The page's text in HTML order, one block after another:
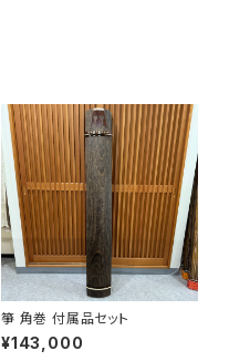
箏 角巻 付属品セット
¥143,000